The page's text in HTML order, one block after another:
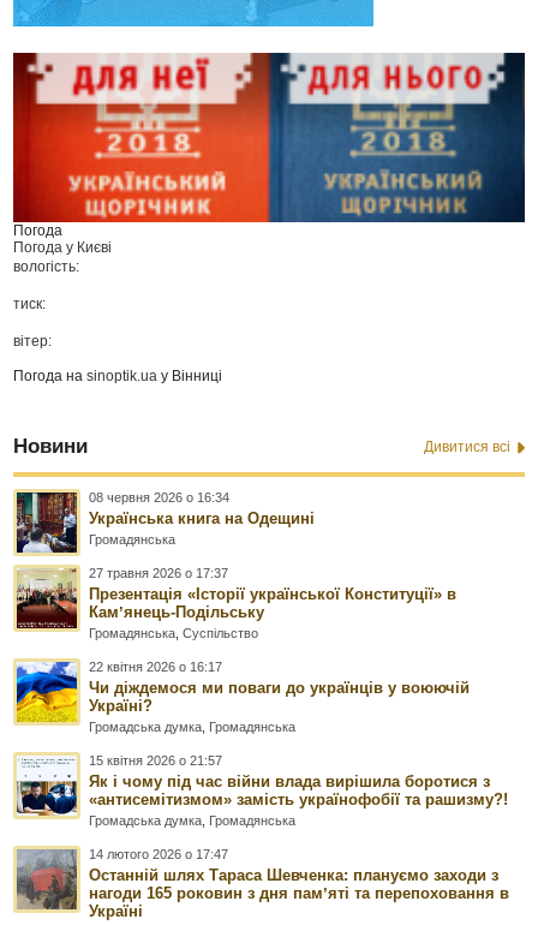
Погода
Погода у Києві
вологість:
тиск:
вітер:
Погода наsinoptik.ua у Вінниці
Новини Дивитися всі
08 червня 2026 о 16:34
Українська книга на Одещині
Громадянська
27 травня 2026 о 17:37
Презентація «Історії української Конституції» в
Камʼянець-Подільську
Громадянська ,Суспільство
22 квітня 2026 о 16:17
Чи діждемося ми поваги до українців у воюючій
Україні?
Громадська думка Громадянська
15 квітня 2026 о 21:57
Як і чому під час війни влада вирішила боротися з
«антисемітизмом» замість українофобії та рашизму?!
Громадська думка Громадянська
14 лютого 2026 о 17:47
Останній шлях Тараса Шевченка: плануємо заходи з
нагоди 165 роковин з дня памʼяті та перепоховання в
Україні